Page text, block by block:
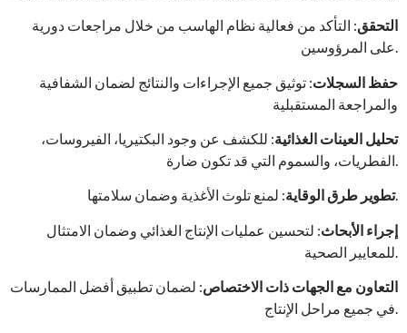
التحقق: التأكد من فعالية نظام الهاسب من خلال مراجعات دورية
على المرؤوسين.
حفظ السجلات: توثيق جميع الإجراءات والنتائج لضمان الشفافية
والمراجعة المستقبلية
تحليل العينات الغذائية: للكشف عن وجود البكتيريا، الفيروسات،
الفطريات، والسموم التي قد تكون ضارة.
تطوير طرق الوقاية: لمنع تلوث الأغذية وضمان سلامتها.
إجراء الأبحاث: لتحسين عمليات الإنتاج الغذائي وضمان الامتثال
التعاون مع الجهات ذات الاختصاص: لضمان تطبيق أفضل الممارسات
في جميع مراحل الإنتاج.